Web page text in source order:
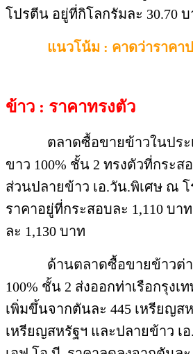
โปรตีน อยู่ที่กิโลกรัมละ 30.70 บ
แนวโน้ม : คาดว่าราคา
ข้าว : ราคาทรงตัว
ตลาดซื้อขายข้าวในประเ
ขาว 100% ชั้น 2 ทรงตัวที่กระส
ส่วนปลายข้าว เอ.วัน.พิเศษ ณ
ราคาอยู่ที่กระสอบละ 1,110 บา
ละ 1,130 บาท
ด้านตลาดซื้อขายข้าวต่าง
100% ชั้น 2 ส่งออกท่าเรือกรุงเ
เพิ่มขึ้นจากตันละ 445 เหรียญส
เหรียญสหรัฐฯ และปลายข้าว เ